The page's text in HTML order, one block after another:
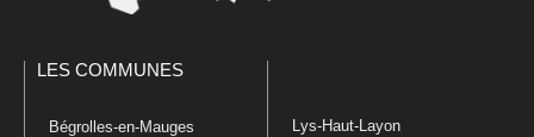
LES COMMUNES
Bégrolles-en-Mauges Lys-Haut-Layon